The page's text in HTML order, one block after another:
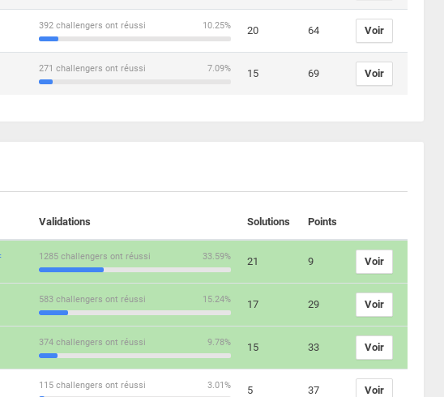
10.25%
392 challengers ont réussi 20 64 Voir
7.09%
271 challengers ont réussi 15 69 Voir
Validations Solutions Points
33.59%
1285 challengers ont réussi 21 9 Voir
15.24%
583 challengers ont réussi 17 29 Voir
9.78%
374 challengers ont réussi 15 33 Voir
3.01%
115 challengers ont réussi 5 37 Voir